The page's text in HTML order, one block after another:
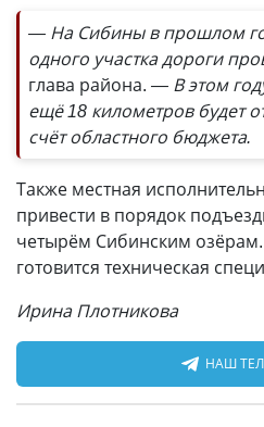
— На Сибины в прошлом
одного участка дороги
глава района. — В этом
ещё 18 километров будет
счёт областного бюджета.
Также местная
привести в порядок
четырём Сибинским
готовится техническая
Ирина Плотникова
НАШ